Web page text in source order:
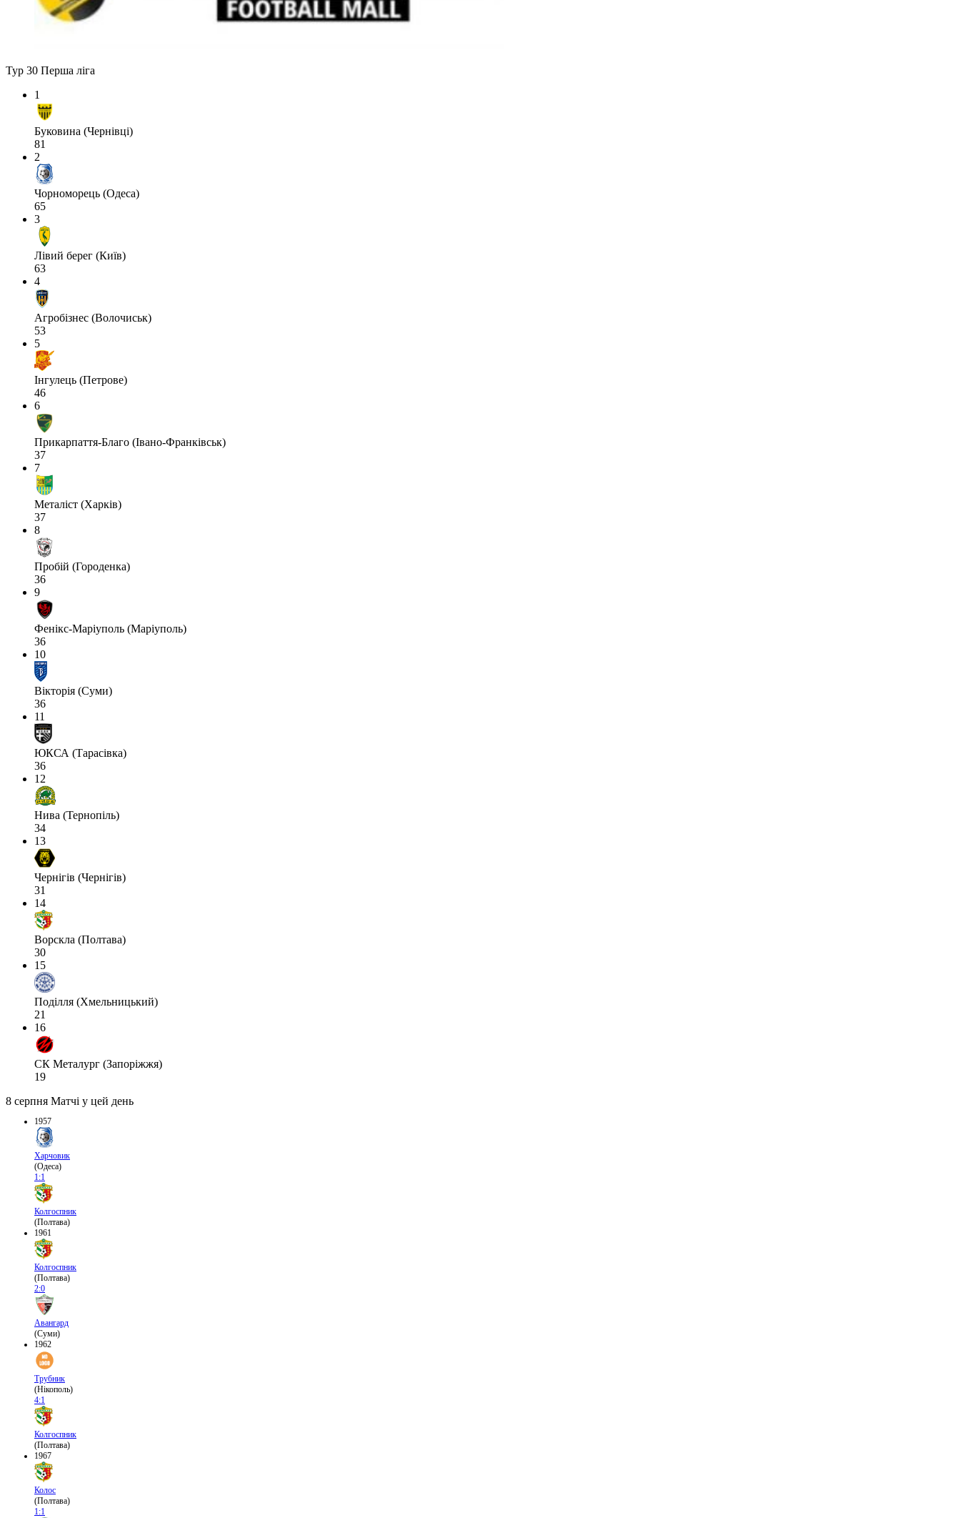
Тур 30 Перша ліга
1
Буковина (Чернівці)
81
2
Чорноморець (Одеса)
65
3
Лівий берег (Київ)
63
4
Агробізнес (Волочиськ)
53
5
Інгулець (Петрове)
46
6
Прикарпаття-Благо (Івано-Франківськ)
37
7
Металіст (Харків)
37
8
Пробій (Городенка)
36
9
Фенікс-Маріуполь (Маріуполь)
36
10
Вікторія (Суми)
36
11
ЮКСА (Тарасівка)
36
12
Нива (Тернопіль)
34
13
Чернігів (Чернігів)
31
14
Ворскла (Полтава)
30
15
Поділля (Хмельницький)
21
16
СК Металург (Запоріжжя)
19
8 серпня Матчі у цей день
1957
Харчовик
(Одеса)
1:1
Колгоспник
(Полтава)
1961
Колгоспник
(Полтава)
2:0
Авангард
(Суми)
1962
Трубник
(Нікополь)
4:1
Колгоспник
(Полтава)
1967
Колос
(Полтава)
1:1